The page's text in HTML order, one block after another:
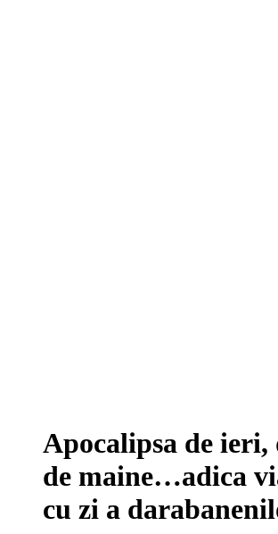
Apocalipsa de ieri,
de maine…adica
cu zi a